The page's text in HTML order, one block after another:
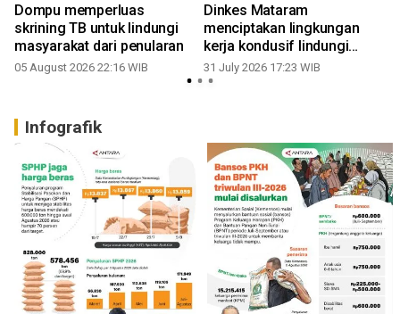
Dompu memperluas
skrining TB untuk lindungi
masyarakat dari penularan
05 August 2026 22:16 WIB
Dinkes Mataram
menciptakan lingkungan
kerja kondusif lindungi
dokter muda
31 July 2026 17:23 WIB
Infografik